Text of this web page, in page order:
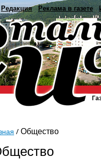
Редакция Реклама в газете
Общество